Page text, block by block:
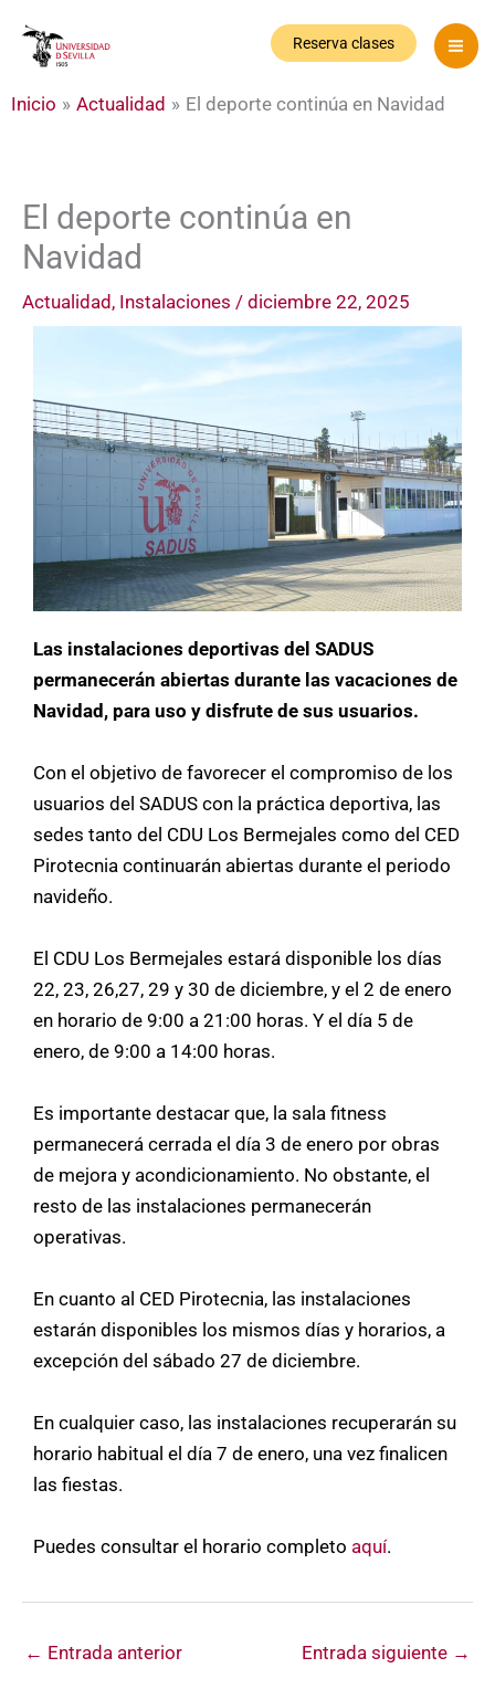
Reserva clases
Inicio Actualidad El deporte continúa en Navidad
El deporte continúa en
Navidad
Actualidad, Instalaciones / diciembre 22, 2025
Las instalaciones deportivas del SADUS
permanecerán abiertas durante las vacaciones de
Navidad, para uso y disfrute de sus usuarios.
Con el objetivo de favorecer el compromiso de los
usuarios del SADUS con la práctica deportiva, las
sedes tanto del CDU Los Bermejales como del CED
Pirotecnia continuarán abiertas durante el periodo
navideño.
El CDU Los Bermejales estará disponible los días
22, 23, 26,27, 29 y 30 de diciembre, y el 2 de enero
en horario de 9:00 a 21:00 horas. Y el día 5 de
enero, de 9:00 a 14:00 horas.
Es importante destacar que, la sala fitness
permanecerá cerrada el día 3 de enero por obras
de mejora y acondicionamiento. No obstante, el
resto de las instalaciones permanecerán
operativas.
En cuanto al CED Pirotecnia, las instalaciones
estarán disponibles los mismos días y horarios, a
excepción del sábado 27 de diciembre.
En cualquier caso, las instalaciones recuperarán su
horario habitual el día 7 de enero, una vez finalicen
las fiestas.
Puedes consultar el horario completo aquí.
← Entrada anterior Entrada siguiente →